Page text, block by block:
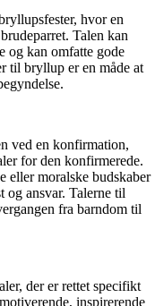
hvor en
Talen kan
og kan omfatte gode
til bryllup er en måde at
ved en konfirmation,
for den konfirmerede.
eller moralske budskaber
og ansvar. Talerne til
fra barndom til
der er rettet specifikt
inspirerende